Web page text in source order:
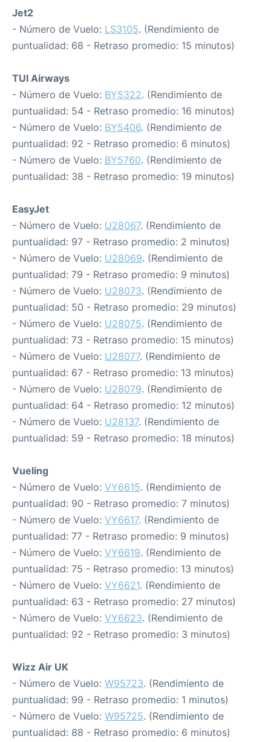
Jet2
- Número de Vuelo: LS3105. (Rendimiento de
puntualidad: 68 - Retraso promedio: 15 minutos)
TUI Airways
- Número de Vuelo: BY5322. (Rendimiento de
puntualidad: 54 - Retraso promedio: 16 minutos)
- Número de Vuelo: BY5406. (Rendimiento de
puntualidad: 92 - Retraso promedio: 6 minutos)
- Número de Vuelo: BY5760. (Rendimiento de
puntualidad: 38 - Retraso promedio: 19 minutos)
EasyJet
- Número de Vuelo: U28067. (Rendimiento de
puntualidad: 97 - Retraso promedio: 2 minutos)
- Número de Vuelo: U28069. (Rendimiento de
puntualidad: 79 - Retraso promedio: 9 minutos)
- Número de Vuelo: U28073. (Rendimiento de
puntualidad: 50 - Retraso promedio: 29 minutos)
- Número de Vuelo: U28075. (Rendimiento de
puntualidad: 73 - Retraso promedio: 15 minutos)
- Número de Vuelo: U28077. (Rendimiento de
puntualidad: 67 - Retraso promedio: 13 minutos)
- Número de Vuelo: U28079. (Rendimiento de
puntualidad: 64 - Retraso promedio: 12 minutos)
- Número de Vuelo: U28137. (Rendimiento de
puntualidad: 59 - Retraso promedio: 18 minutos)
Vueling
- Número de Vuelo: VY6615. (Rendimiento de
puntualidad: 90 - Retraso promedio: 7 minutos)
- Número de Vuelo: VY6617. (Rendimiento de
puntualidad: 77 - Retraso promedio: 9 minutos)
- Número de Vuelo: VY6619. (Rendimiento de
puntualidad: 75 - Retraso promedio: 13 minutos)
- Número de Vuelo: VY6621. (Rendimiento de
puntualidad: 63 - Retraso promedio: 27 minutos)
- Número de Vuelo: VY6623. (Rendimiento de
puntualidad: 92 - Retraso promedio: 3 minutos)
Wizz Air UK
- Número de Vuelo: W95723. (Rendimiento de
puntualidad: 99 - Retraso promedio: 1 minutos)
- Número de Vuelo: W95725. (Rendimiento de
puntualidad: 88 - Retraso promedio: 6 minutos)